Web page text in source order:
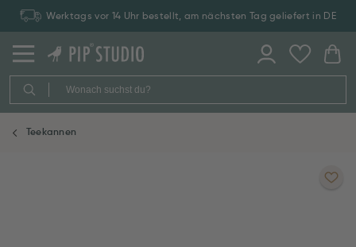
Werktags vor 14 Uhr bestellt, am nächsten Tag geliefert in DE
Teekannen